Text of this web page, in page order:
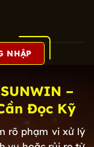
NHẬP
–
Đọc Kỹ
rõ phạm vi xử lý